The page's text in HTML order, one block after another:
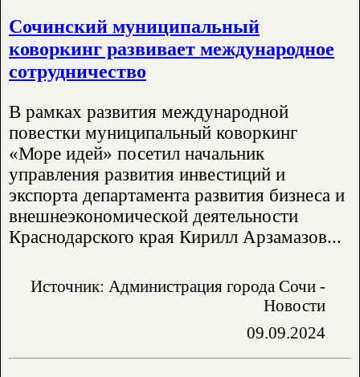
Сочинский муниципальный
коворкинг развивает международное
сотрудничество
В рамках развития международной
повестки муниципальный коворкинг
«Море идей» посетил начальник
управления развития инвестиций и
экспорта департамента развития бизнеса и
внешнеэкономической деятельности
Краснодарского края Кирилл Арзамазов...
Источник: Администрация города Сочи -
Новости
09.09.2024